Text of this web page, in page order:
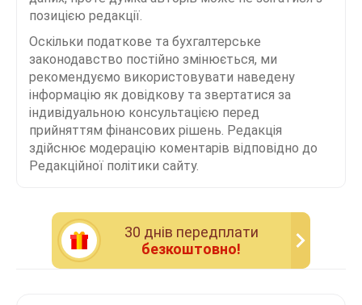
позицією редакції.
Оскільки податкове та бухгалтерське
законодавство постійно змінюється, ми
рекомендуємо використовувати наведену
інформацію як довідкову та звертатися за
індивідуальною консультацією перед
прийняттям фінансових рішень. Редакція
здійснює модерацію коментарів відповідно до
Редакційної політики сайту.
30 днiв передплати
безкоштовно!